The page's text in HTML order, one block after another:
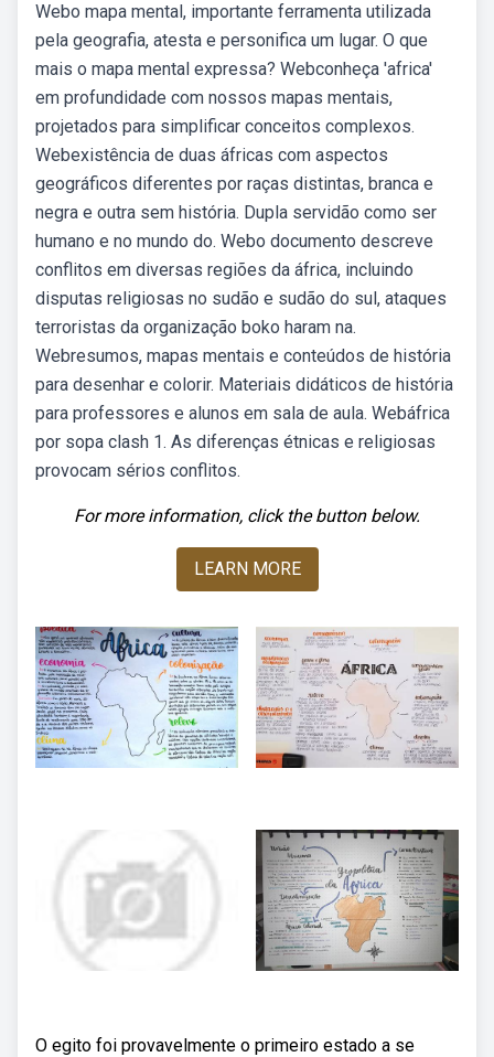
Webo mapa mental, importante ferramenta utilizada
pela geografia, atesta e personifica um lugar. O que
mais o mapa mental expressa? Webconheça 'africa'
em profundidade com nossos mapas mentais,
projetados para simplificar conceitos complexos.
Webexistência de duas áfricas com aspectos
geográficos diferentes por raças distintas, branca e
negra e outra sem história. Dupla servidão como ser
humano e no mundo do. Webo documento descreve
conflitos em diversas regiões da áfrica, incluindo
disputas religiosas no sudão e sudão do sul, ataques
terroristas da organização boko haram na.
Webresumos, mapas mentais e conteúdos de história
para desenhar e colorir. Materiais didáticos de história
para professores e alunos em sala de aula. Webáfrica
por sopa clash 1. As diferenças étnicas e religiosas
provocam sérios conflitos.
For more information, click the button below.
LEARN MORE
O egito foi provavelmente o primeiro estado a se